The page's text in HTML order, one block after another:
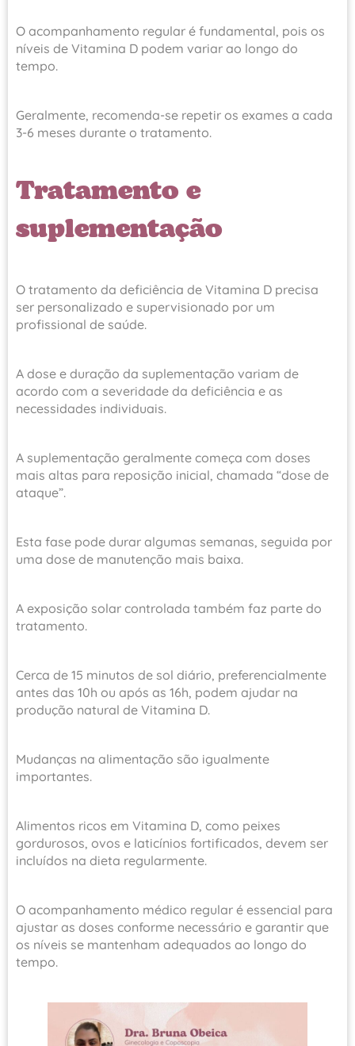
O acompanhamento regular é fundamental, pois os
níveis de Vitamina D podem variar ao longo do
tempo.
Geralmente, recomenda-se repetir os exames a cada
3-6 meses durante o tratamento.
Tratamento e
suplementação
O tratamento da deficiência de Vitamina D precisa
ser personalizado e supervisionado por um
profissional de saúde.
A dose e duração da suplementação variam de
acordo com a severidade da deficiência e as
necessidades individuais.
A suplementação geralmente começa com doses
mais altas para reposição inicial, chamada “dose de
ataque”.
Esta fase pode durar algumas semanas, seguida por
uma dose de manutenção mais baixa.
A exposição solar controlada também faz parte do
tratamento.
Cerca de 15 minutos de sol diário, preferencialmente
antes das 10h ou após as 16h, podem ajudar na
produção natural de Vitamina D.
Mudanças na alimentação são igualmente
importantes.
Alimentos ricos em Vitamina D, como peixes
gordurosos, ovos e laticínios fortificados, devem ser
incluídos na dieta regularmente.
O acompanhamento médico regular é essencial para
ajustar as doses conforme necessário e garantir que
os níveis se mantenham adequados ao longo do
tempo.